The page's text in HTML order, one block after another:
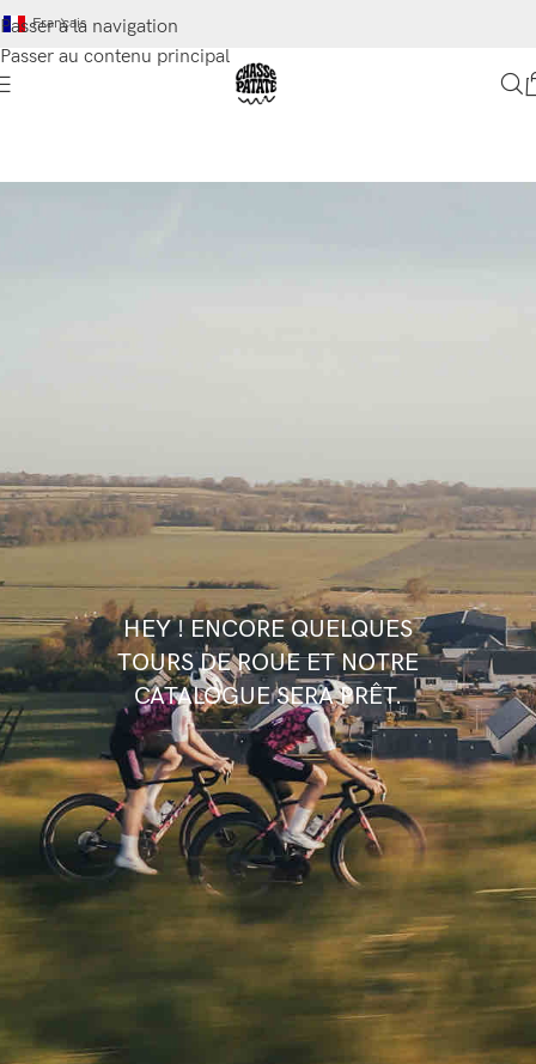
Passer à la navigation
Passer au contenu principal
Français
HEY ! ENCORE QUELQUES
TOURS DE ROUE ET NOTRE
CATALOGUE SERA PRÊT.